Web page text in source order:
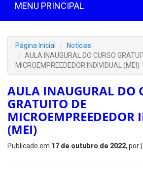
MENU PRINCIPAL
Página Inicial
Notícias
AULA INAUGURAL DO CURSO
MICROEMPREEDEDOR INDIVIDUAL (MEI)
AULA INAUGURAL DO
GRATUITO DE
(MEI)
Publicado em 17 de outubro de 2022, por